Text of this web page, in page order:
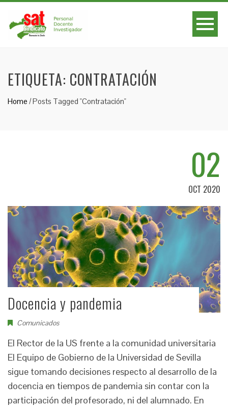
ETIQUETA: CONTRATACIÓN
Home /Posts Tagged "Contratación"
02
OCT 2020
Docencia y pandemia
Comunicados
El Rector de la US frente a la comunidad universitaria
El Equipo de Gobierno de la Universidad de Sevilla
sigue tomando decisiones respecto al desarrollo de la
docencia en tiempos de pandemia sin contar con la
participación del profesorado, ni del alumnado. En